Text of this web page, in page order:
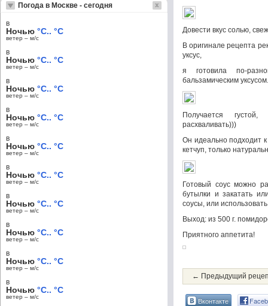
Довести вкус солью,
В оригинале рецепта
уксус,
я готовила по-
бальзамическим уксусом.
Получается
расхваливать)))
Он идеально подходит
кетчуп, только
Готовый соус можно
бутылки и закатать
соусы, или
Выход: из 500 г.
Приятного аппетита!
← Предыдущий
Вконтакте
Погода в Москве - сегодня
в
Ночью °C.. °C
ветер – м/c
в
Ночью °C.. °C
ветер – м/c
в
Ночью °C.. °C
ветер – м/c
в
Ночью °C.. °C
ветер – м/c
в
Ночью °C.. °C
ветер – м/c
в
Ночью °C.. °C
ветер – м/c
в
Ночью °C.. °C
ветер – м/c
в
Ночью °C.. °C
ветер – м/c
в
Ночью °C.. °C
ветер – м/c
в
Ночью °C.. °C
ветер – м/c